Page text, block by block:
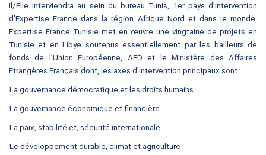
Il/Elle interviendra au sein du bureau Tunis, 1er pays d’intervention
d’Expertise France dans la région Afrique Nord et dans le monde.
Expertise France Tunisie met en œuvre une vingtaine de projets en
Tunisie et en Libye soutenus essentiellement par les bailleurs de
fonds de l’Union Européenne, AFD et le Ministère des Affaires
Etrangères Français dont, les axes d’intervention principaux sont :
La gouvernance démocratique et les droits humains
La gouvernance économique et financière
La paix, stabilité et, sécurité internationale
Le développement durable, climat et agriculture